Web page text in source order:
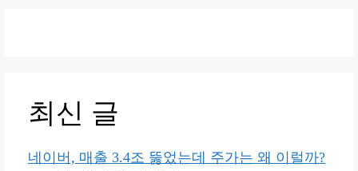
최신 글
네이버, 매출 3.4조 뚫었는데 주가는 왜 이럴까?